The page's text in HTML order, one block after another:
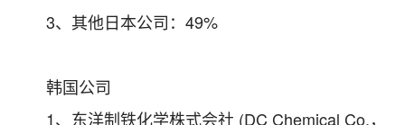
3、其他日本公司：49%
韩国公司
1、东洋制铁化学株式会社 (DC Chemical Co.，